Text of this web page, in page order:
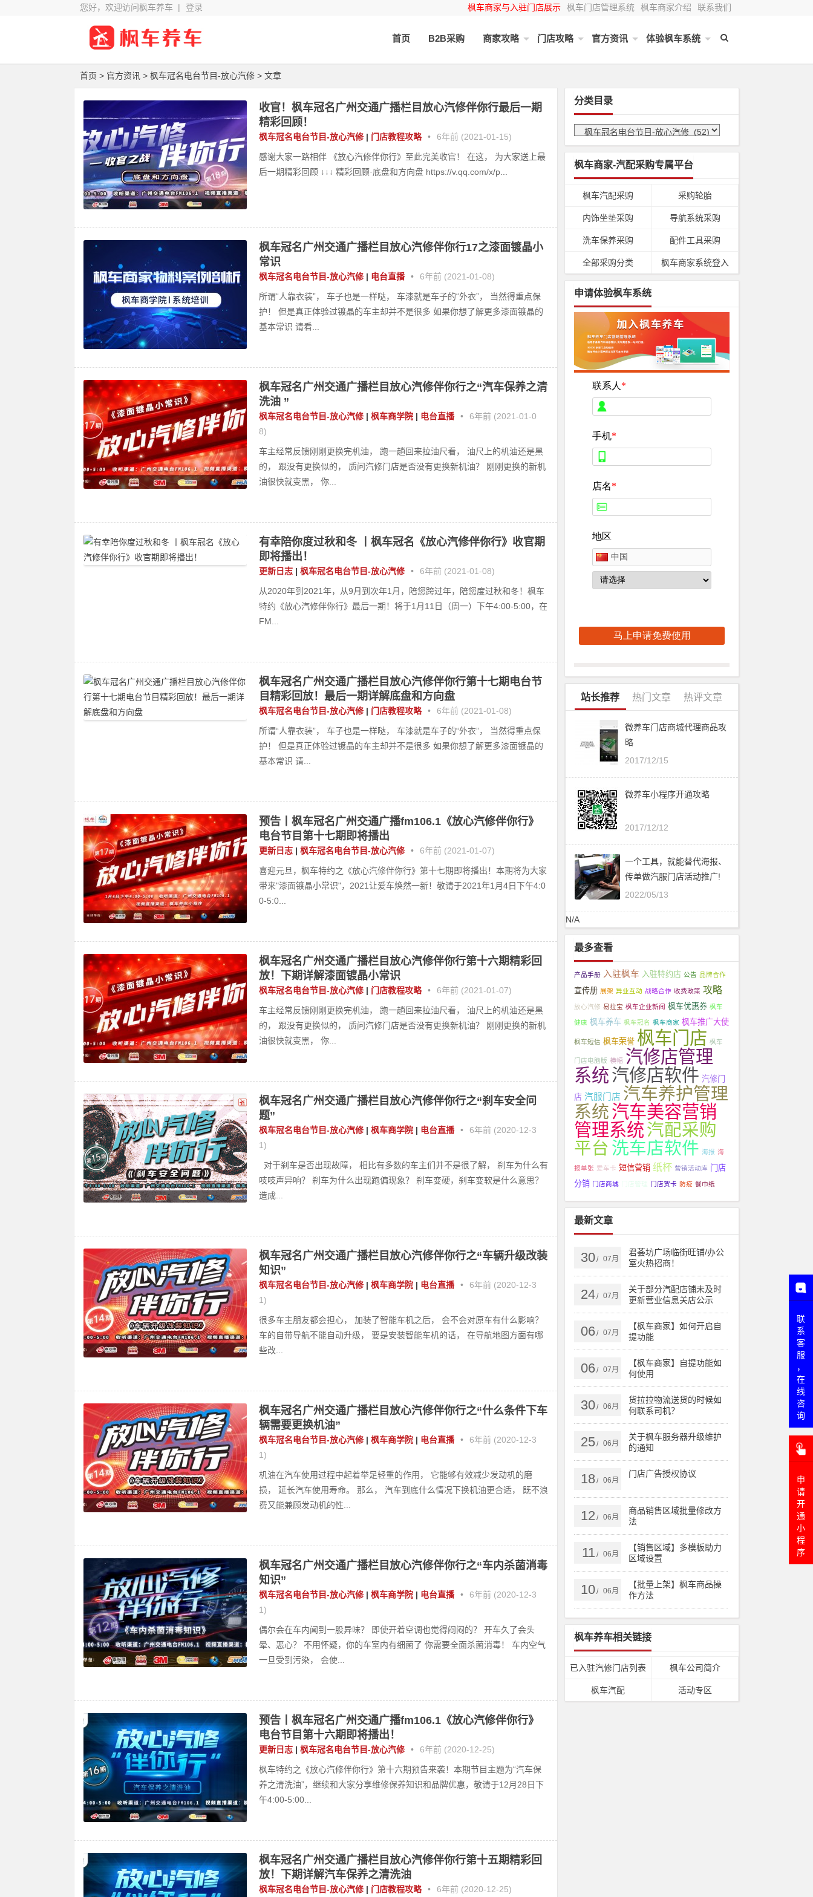
您好，欢迎访问枫车养车 | 登录 枫车商家与入驻门店展示 枫车门店管理系统 枫车商家介绍 联系我们
首页 B2B采购 商家攻略 门店攻略 官方资讯 体验枫车系统
首页 > 官方资讯 > 枫车冠名电台节目-放心汽修 > 文章
收官！枫车冠名广州交通广播栏目放心汽修伴你行最后一期
精彩回顾！
枫车冠名电台节目-放心汽修| 门店教程攻略 • 6年前 (2021-01-15)
感谢大家一路相伴 《放心汽修伴你行》至此完美收官！ 在这， 为大家送上最
后一期精彩回顾 ↓↓↓ 精彩回顾·底盘和方向盘 https://v.qq.com/x/p...
枫车冠名广州交通广播栏目放心汽修伴你行17之漆面镀晶小
常识
枫车冠名电台节目-放心汽修| 电台直播 • 6年前 (2021-01-08)
所谓“人靠衣装”， 车子也是一样哒， 车漆就是车子的“外衣”， 当然得重点保
护！ 但是真正体验过镀晶的车主却并不是很多 如果你想了解更多漆面镀晶的
基本常识 请看...
枫车冠名广州交通广播栏目放心汽修伴你行之“汽车保养之清
洗油 ”
枫车冠名电台节目-放心汽修| 枫车商学院 | 电台直播 •
6年前 (2021-01-0
8)
车主经常反馈刚刚更换完机油， 跑一趟回来拉油尺看， 油尺上的机油还是黑
的， 跟没有更换似的， 质问汽修门店是否没有更换新机油？ 刚刚更换的新机
油很快就变黑， 你...
有幸陪你度过秋和冬 丨枫车冠名《放心汽修伴你行》收官期
即将播出！
更新日志 | 枫车冠名电台节目-放心汽修 • 6年前 (2021-01-08)
从2020年到2021年，从9月到次年1月，陪您跨过年，陪您度过秋和冬！枫车
特约《放心汽修伴你行》最后一期！将于1月11日（周一）下午4:00-5:00，在
FM...
枫车冠名广州交通广播栏目放心汽修伴你行第十七期电台节
目精彩回放！最后一期详解底盘和方向盘
枫车冠名电台节目-放心汽修| 门店教程攻略 • 6年前 (2021-01-08)
​所谓“人靠衣装”， 车子也是一样哒， 车漆就是车子的“外衣”， 当然得重点保
护！ 但是真正体验过镀晶的车主却并不是很多 如果你想了解更多漆面镀晶的
基本常识 请...
预告丨枫车冠名广州交通广播fm106.1《放心汽修伴你行》
电台节目第十七期即将播出
更新日志 | 枫车冠名电台节目-放心汽修 • 6年前 (2021-01-07)
喜迎元旦，枫车特约之《放心汽修伴你行》第十七期即将播出！本期将为大家
带来"漆面镀晶小常识"，2021让爱车焕然一新！敬请于2021年1月4日下午4:0
0-5:0...
枫车冠名广州交通广播栏目放心汽修伴你行第十六期精彩回
放！下期详解漆面镀晶小常识
枫车冠名电台节目-放心汽修| 门店教程攻略 • 6年前 (2021-01-07)
车主经常反馈刚刚更换完机油， 跑一趟回来拉油尺看， 油尺上的机油还是黑
的， 跟没有更换似的， 质问汽修门店是否没有更换新机油？ 刚刚更换的新机
油很快就变黑， 你...
枫车冠名广州交通广播栏目放心汽修伴你行之“刹车安全问
题”
枫车冠名电台节目-放心汽修| 枫车商学院 | 电台直播 •
6年前 (2020-12-3
1)
对于刹车是否出现故障， 相比有多数的车主们并不是很了解， 刹车为什么有
吱吱声异响？ 刹车为什么出现跑偏现象？ 刹车变硬，刹车变软是什么意思？
造成...
枫车冠名广州交通广播栏目放心汽修伴你行之“车辆升级改装
知识”
枫车冠名电台节目-放心汽修| 枫车商学院 | 电台直播 •
6年前 (2020-12-3
1)
很多车主朋友都会担心， 加装了智能车机之后， 会不会对原车有什么影响？
车的自带导航不能自动升级， 要是安装智能车机的话， 在导航地图方面有哪
些改...
枫车冠名广州交通广播栏目放心汽修伴你行之“什么条件下车
辆需要更换机油”
枫车冠名电台节目-放心汽修| 枫车商学院 | 电台直播 •
6年前 (2020-12-3
1)
机油在汽车使用过程中起着举足轻重的作用， 它能够有效减少发动机的磨
损， 延长汽车使用寿命。 那么， 汽车到底什么情况下换机油更合适， 既不浪
费又能兼顾发动机的性...
枫车冠名广州交通广播栏目放心汽修伴你行之“车内杀菌消毒
知识”
枫车冠名电台节目-放心汽修| 枫车商学院 | 电台直播 •
6年前 (2020-12-3
1)
偶尔会在车内闻到一股异味？ 即使开着空调也觉得闷闷的？ 开车久了会头
晕、恶心？ 不用怀疑，你的车室内有细菌了 你需要全面杀菌消毒！ 车内空气
一旦受到污染， 会使...
预告丨枫车冠名广州交通广播fm106.1《放心汽修伴你行》
电台节目第十六期即将播出！
更新日志 | 枫车冠名电台节目-放心汽修 • 6年前 (2020-12-25)
枫车特约之《放心汽修伴你行》第十六期预告来袭！本期节目主题为“汽车保
养之清洗油”，继续和大家分享维修保养知识和品牌优惠，敬请于12月28日下
午4:00-5:00...
枫车冠名广州交通广播栏目放心汽修伴你行第十五期精彩回
放！下期详解汽车保养之清洗油
枫车冠名电台节目-放心汽修| 门店教程攻略 • 6年前 (2020-12-25)
分类目录
枫车商家-汽配采购专属平台
枫车汽配采购 采购轮胎
内饰坐垫采购 导航系统采购
洗车保养采购 配件工具采购
全部采购分类 枫车商家系统登入
申请体验枫车系统
站长推荐 热门文章 热评文章
微养车门店商城代理商品攻
略
2017/12/15
微养车小程序开通攻略
2017/12/12
一个工具，就能替代海报、
传单做汽服门店活动推广!
2022/05/13
N/A
最多查看
产品手册 入驻枫车 入驻特约店 公告 品牌合作
宣传册 展架 异业互动 战略合作 收费政策 攻略
放心汽修 易拉宝 枫车企业新闻 枫车优惠券 枫车
健康 枫车养车 枫车冠名 枫车商家 枫车推广大使
枫车短信 枫车荣誉 枫车门店 枫车
门店电脑版 横幅 汽修店管理
系统汽修店软件 汽修门
店 汽服门店 汽车养护管理
系统汽车美容营销
管理系统汽配采购
平台 洗车店软件 海报 海
报单张 爱车卡 短信营销 纸杯 营销活动库 门店
分销 门店商城 门店管理 门店贺卡 防疫 餐巾纸
最新文章
30/ 07月
君荟坊广场临街旺铺/办公
室火热招商！
24/ 07月
关于部分汽配店铺未及时
更新营业信息关店公示
06/ 07月
【枫车商家】如何开启自
提功能
06/ 07月
【枫车商家】自提功能如
何使用
30/ 06月
货拉拉物流送货的时候如
何联系司机？
25/ 06月
关于枫车服务器升级维护
的通知
18/ 06月
门店广告授权协议
12 / 06月
商品销售区域批量修改方
法
11 / 06月
【销售区域】多模板助力
区域设置
10/ 06月
【批量上架】枫车商品操
作方法
枫车养车相关链接
已入驻汽修门店列表 枫车公司简介
枫车汽配 活动专区
联
系
客
服
，
在
线
咨
询
申
请
开
通
小
程
序